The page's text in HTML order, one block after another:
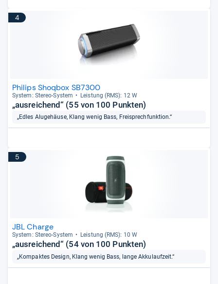
4
Philips Shoqbox SB7300
Sys­tem: Ste­reo-​Sys­tem Leis­tung (RMS): 12 W
„ausreichend“ (55 von 100 Punkten)
„Edles Alugehäuse, Klang wenig Bass, Freisprechfunktion.“
5
JBL Charge
Sys­tem: Ste­reo-​Sys­tem Leis­tung (RMS): 10 W
„ausreichend“ (54 von 100 Punkten)
„Kompaktes Design, Klang wenig Bass, lange Akkulaufzeit.“